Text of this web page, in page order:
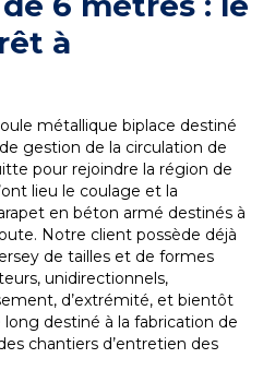
à
métallique biplace destiné
gestion de la circulation de
pour rejoindre la région de
lieu le coulage et la
en béton armé destinés à
Notre client possède déjà
de tailles et de formes
unidirectionnels,
d’extrémité, et bientôt
destiné à la fabrication de
chantiers d’entretien des